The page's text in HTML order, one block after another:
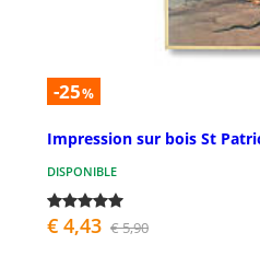
-25%
Impression sur bois St
DISPONIBLE
€ 4,43 € 5,90